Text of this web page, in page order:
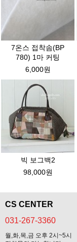
7온스 접착솜(BP
780) 1마 커팅
6,000원
빅 보그백2
98,000원
CS CENTER
031-267-3360
월,화,목,금 오후 2시~5시